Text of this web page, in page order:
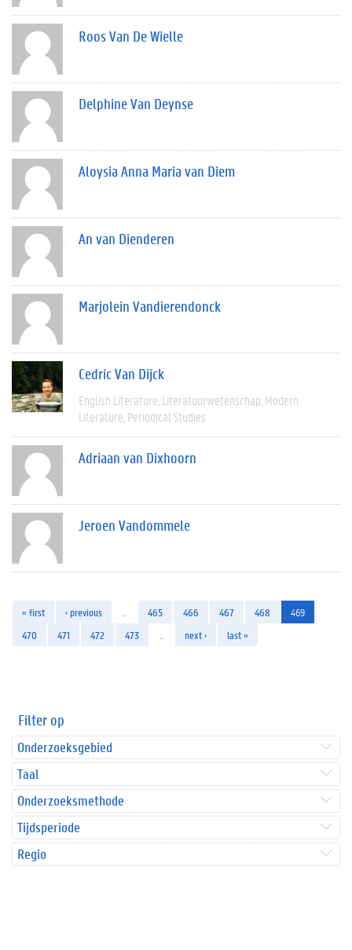
Roos Van De Wielle
Delphine Van Deynse
Aloysia Anna Maria van Diem
An van Dienderen
Marjolein Vandierendonck
Cedric Van Dijck
English Literature Literatuurwetenschap Modern
Literature Periodical Studies
Adriaan van Dixhoorn
Jeroen Vandommele
« first ‹ previous 465 466 467 468
469
470
471 472 473 next › last »
Filter op
Onderzoeksgebied
Taal
Onderzoeksmethode
Tijdsperiode
Regio